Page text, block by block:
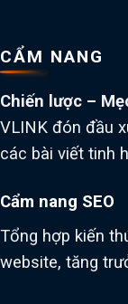
CẨM NANG
Chiến lược –
VLINK đón đầu
các bài viết tinh
Cẩm nang SEO
Tổng hợp kiến
website, tăng